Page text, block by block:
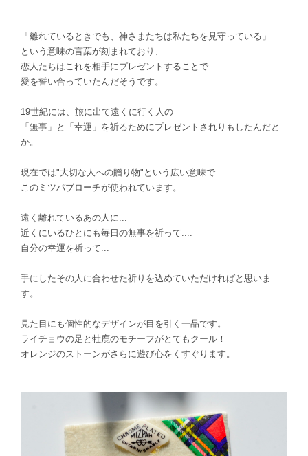
「離れているときでも、神さまたちは私たちを見守っている」
という意味の言葉が刻まれており、
恋人たちはこれを相手にプレゼントすることで
愛を誓い合っていたんだそうです。
19世紀には、旅に出て遠くに行く人の
「無事」と「幸運」を祈るためにプレゼントされりもしたんだと
か。
現在では"大切な人への贈り物"という広い意味で
このミツパブローチが使われています。
遠く離れているあの人に...
近くにいるひとにも毎日の無事を祈って....
自分の幸運を祈って...
手にしたその人に合わせた祈りを込めていただければと思いま
す。
見た目にも個性的なデザインが目を引く一品です。
ライチョウの足と牡鹿のモチーフがとてもクール！
オレンジのストーンがさらに遊び心をくすぐります。